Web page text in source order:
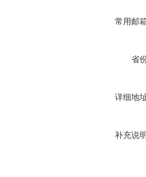
常用邮
省
详细地
补充说